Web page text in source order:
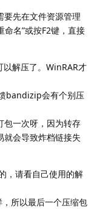
要先在文件资源管理
命名”或按F2键，直接
解压了。WinRAR才
bandizip会有个别压
包一次呀，因为转存
就会导致炸档链接失
，请看自己使用的解
所以最后一个压缩包